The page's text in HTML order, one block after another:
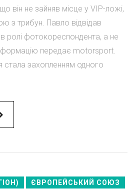
він не зайняв місце у VIP-ложі,
з трибун. Павло відвідав
ролі фотокореспондента, а не
передає motorsport.
стала захопленням одного
ЄВРОПЕЙСЬКИЙ СОЮЗ